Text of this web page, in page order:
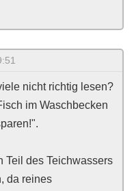
nicht richtig lesen?
im Waschbecken
Teil des Teichwassers
da reines